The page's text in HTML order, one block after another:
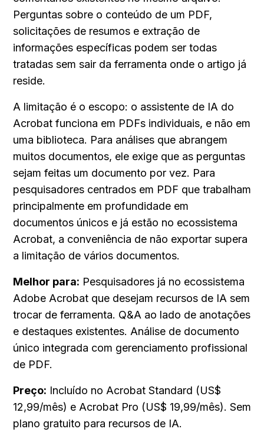
Perguntas sobre o conteúdo de um PDF,
solicitações de resumos e extração de
informações específicas podem ser todas
tratadas sem sair da ferramenta onde o artigo já
reside.
A limitação é o escopo: o assistente de IA do
Acrobat funciona em PDFs individuais, e não em
uma biblioteca. Para análises que abrangem
muitos documentos, ele exige que as perguntas
sejam feitas um documento por vez. Para
pesquisadores centrados em PDF que trabalham
principalmente em profundidade em
documentos únicos e já estão no ecossistema
Acrobat, a conveniência de não exportar supera
a limitação de vários documentos.
Melhor para: Pesquisadores já no ecossistema
Adobe Acrobat que desejam recursos de IA sem
trocar de ferramenta. Q&A ao lado de anotações
e destaques existentes. Análise de documento
único integrada com gerenciamento profissional
de PDF.
Preço: Incluído no Acrobat Standard (US$
12,99/mês) e Acrobat Pro (US$ 19,99/mês). Sem
plano gratuito para recursos de IA.